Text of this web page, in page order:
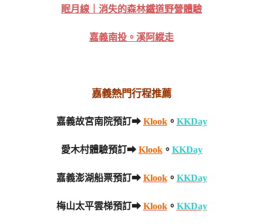
眠月線｜消失的森林鐵道野營體驗
嘉義南投。溪阿縱走
嘉義熱門行程推薦
嘉義故宮南院預訂➡ Klook。 KKDay
愛木村體驗預訂➡ Klook。 KKDay
嘉義澎湖船票預訂➡ Klook。 KKDay
梅山太平雲梯預訂➡ Klook。 KKDay